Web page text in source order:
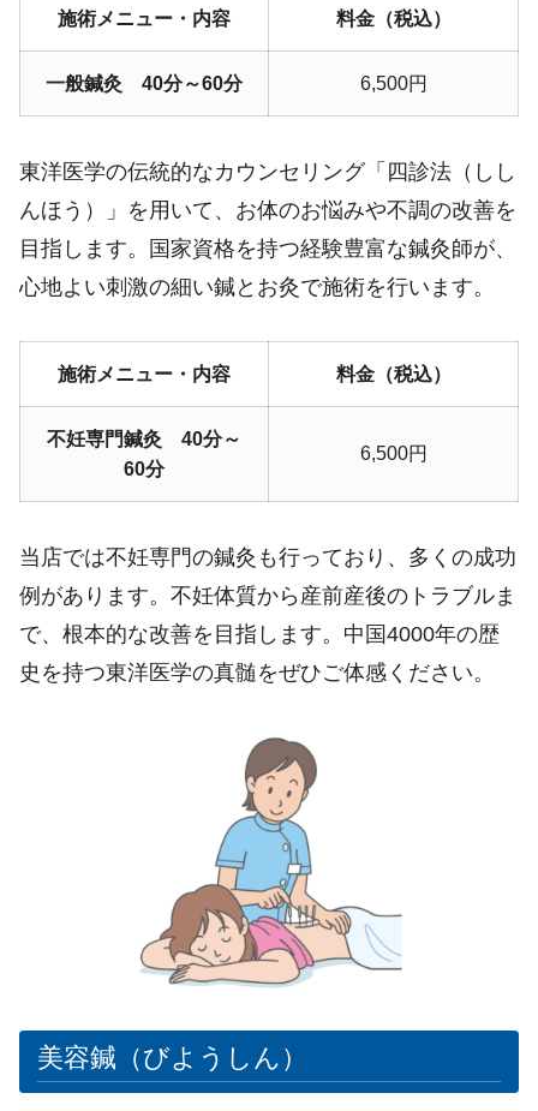
施術メニュー・内容 料金（税込）
一般鍼灸 40分～60分 6,500円
東洋医学の伝統的なカウンセリング「四診法（しし
んほう）」を用いて、お体のお悩みや不調の改善を
目指します。国家資格を持つ経験豊富な鍼灸師が、
心地よい刺激の細い鍼とお灸で施術を行います。
施術メニュー・内容 料金（税込）
不妊専門鍼灸 40分～
60分
6,500円
当店では不妊専門の鍼灸も行っており、多くの成功
例があります。不妊体質から産前産後のトラブルま
で、根本的な改善を目指します。中国4000年の歴
史を持つ東洋医学の真髄をぜひご体感ください。
美容鍼（びようしん）